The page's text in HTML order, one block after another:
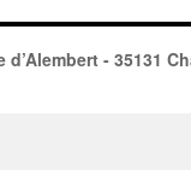
- 35131